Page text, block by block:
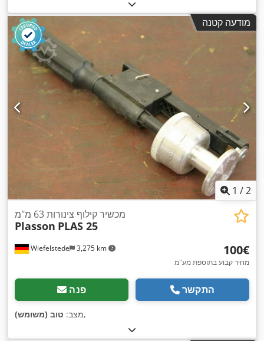
מודעה קטנה
1 /2
Wiefelstede 3,275 km
מכשיר קילוף צינורות 63 מ"מ
Plasson PLAS 25
‏100 ‏€
מחיר קבוע בתוספת מע"מ
פנה התקשר
מצב: טוב (משומש) ,